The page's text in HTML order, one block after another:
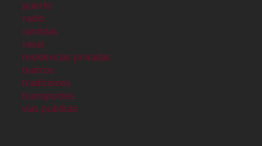
puerto
radio
ramblas
raval
residencias privadas
teatros
tradiciones
transportes
vias publicas